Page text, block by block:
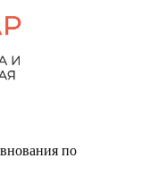
по